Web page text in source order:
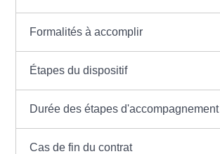
Formalités à accomplir
Étapes du dispositif
Durée des étapes d'accompagnement
Cas de fin du contrat